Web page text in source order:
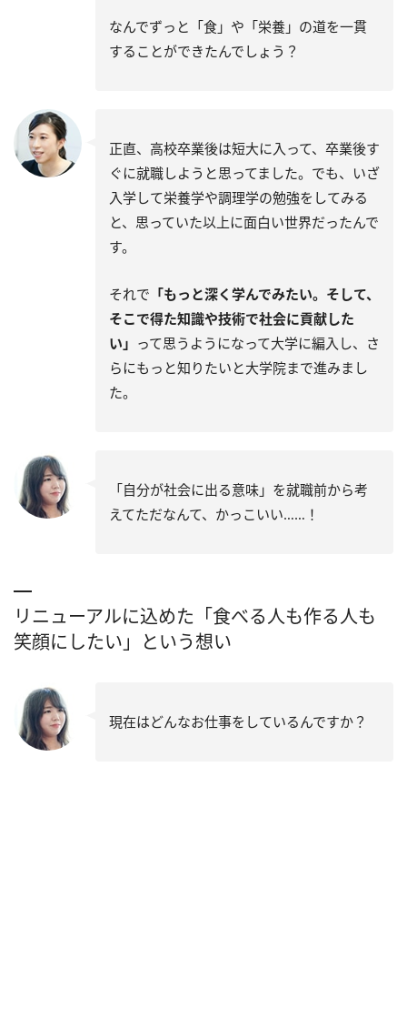
なんでずっと「食」や「栄養」の道を一貫
することができたんでしょう？
正直、高校卒業後は短大に入って、卒業後す
ぐに就職しようと思ってました。でも、いざ
入学して栄養学や調理学の勉強をしてみる
と、思っていた以上に面白い世界だったんで
す。
それで 「もっと深く学んでみたい。そして、
そこで得た知識や技術で社会に貢献した
い」 って思うようになって大学に編入し、さ
らにもっと知りたいと大学院まで進みまし
た。
「自分が社会に出る意味」を就職前から考
えてただなんて、かっこいい……！
リニューアルに込めた「食べる人も作る人も
笑顔にしたい」という想い
現在はどんなお仕事をしているんですか？